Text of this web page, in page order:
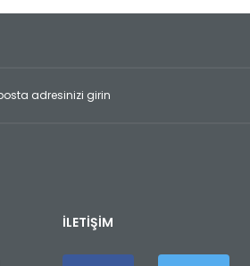
Yorum Yaz
İLETİŞİM